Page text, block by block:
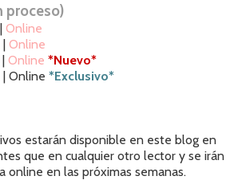
proceso)
| Online
| Online
| Online *Nuevo*
| Online *Exclusivo*
estarán disponible en este blog en
que en cualquier otro lector y se irán
online en las próximas semanas.